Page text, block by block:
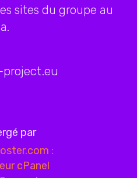
sites du groupe au
par